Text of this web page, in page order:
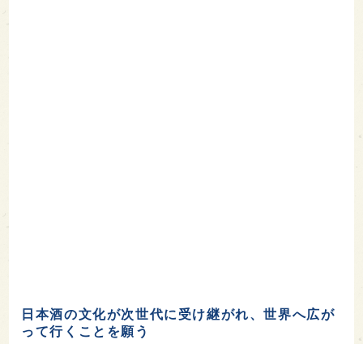
日本酒の文化が次世代に受け継がれ、世界へ広が
って行くことを願う